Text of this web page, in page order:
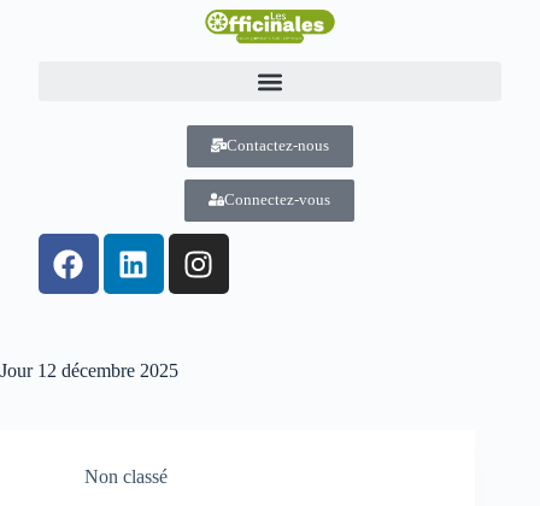
Contactez-nous
Connectez-vous
Jour12 décembre 2025
Non classé